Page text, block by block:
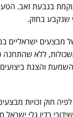
בגבעת זאב.
שנקבע בחוק.
מבצעים ישראליים
ללא
השמעת והצגת
חוק זכויות
רדיו גלי ישראל